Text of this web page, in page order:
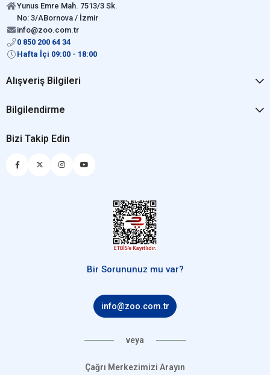
Yunus Emre Mah. 7513/3 Sk.
No: 3/ABornova / İzmir
info@zoo.com.tr
0 850 200 64 34
Hafta İçi 09:00 - 18:00
Alışveriş Bilgileri
Bilgilendirme
Bizi Takip Edin
Bir Sorununuz mu var?
info@zoo.com.tr
veya
Çağrı Merkezimizi Arayın